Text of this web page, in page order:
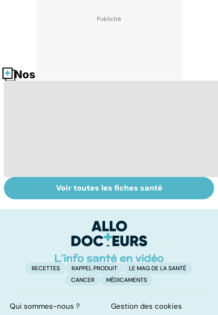
Nos fiches santé
Comment
maîtriser le
Accident
vasculaire
également
touché
Voir toutes les fiches santé
RECETTES RAPPEL PRODUIT
LE MAG DE LA SANTÉ
CANCER
MÉDICAMENTS
Qui sommes-nous ?
Gestion des cookies